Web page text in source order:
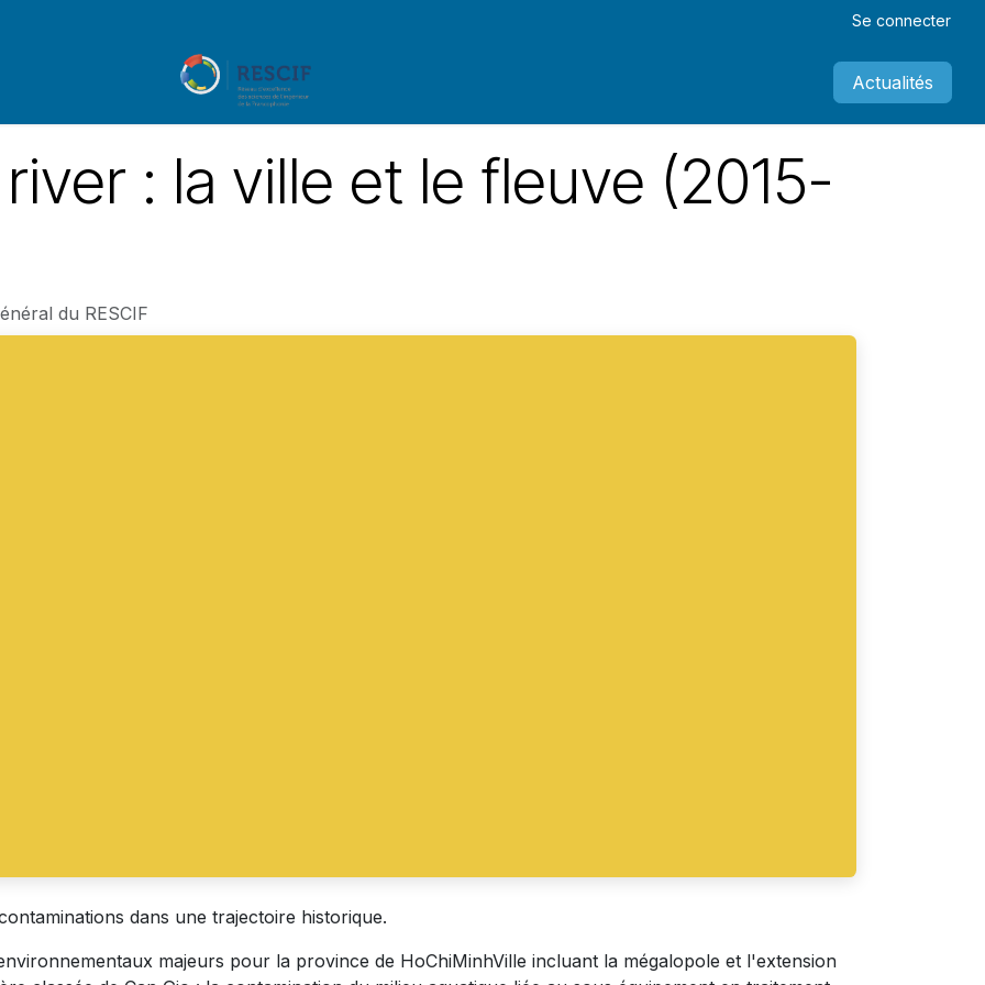
Se connecter
Appels à projet MOOCS Actualités
: la ville et le fleuve (2015-
du RESCIF
dans une trajectoire historique.
majeurs pour la province de HoChiMinhVille incluant la mégalopole et l'extension